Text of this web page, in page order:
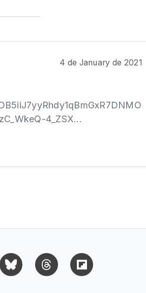
4 de January de 2021
4_ZSX...
Bluesky Threads